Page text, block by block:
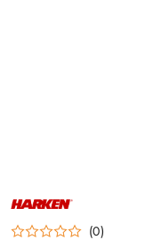
NAZWA
PRODUCENTA:
HARKEN (0)